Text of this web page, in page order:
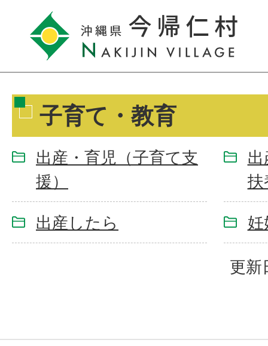
子育て・教育
出産・育児（子育て支
援）
扶
出産したら
更新